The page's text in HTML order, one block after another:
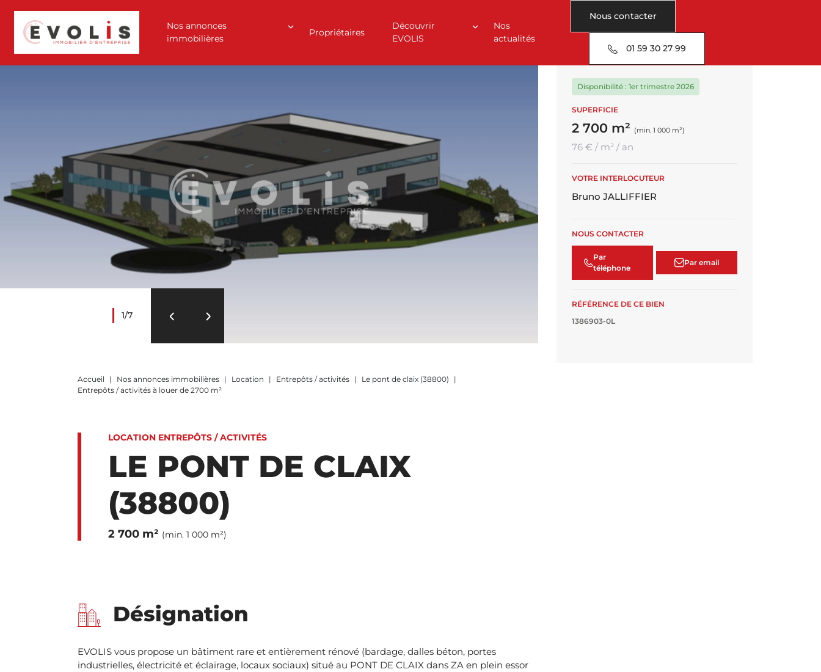
Nos annonces
immobilières
Propriétaires
Découvrir
EVOLIS
Nos
actualités
Nous contacter
01 59 30 27 99
1/7
Disponibilité : 1er trimestre 2026
SUPERFICIE
2 700 m² (min. 1 000 m²)
76 € / m² / an
VOTRE INTERLOCUTEUR
Bruno JALLIFFIER
NOUS CONTACTER
Par
téléphone
Par email
RÉFÉRENCE DE CE BIEN
1386903-0L
Accueil Nos annonces immobilières Location Entrepôts / activités
Le pont de claix (38800)
Entrepôts / activités à louer de 2700 m²
LOCATION ENTREPÔTS / ACTIVITÉS
LE PONT DE CLAIX
(38800)
2 700 m² (min. 1 000 m²)
Désignation
EVOLIS vous propose un bâtiment rare et entièrement rénové (bardage, dalles béton, portes
industrielles, électricité et éclairage, locaux sociaux) situé au PONT DE CLAIX dans ZA en plein essor